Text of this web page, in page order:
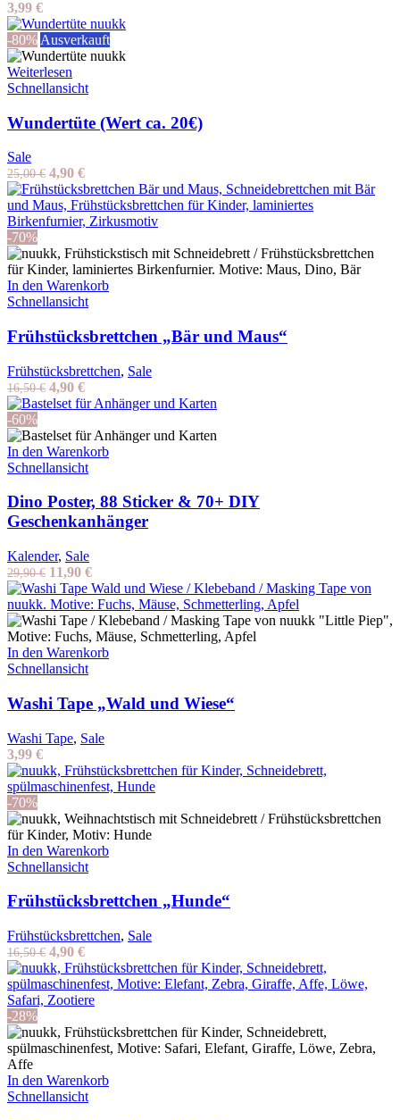
3,99 €
-80% Ausverkauft
Weiterlesen
Schnellansicht
Wundertüte (Wert ca. 20€)
Sale
25,00€ Ursprünglicher
Preis
war:
25,00 €
4,90 €Aktueller
Preis
ist:
4,90 €.
-70%
In den Warenkorb
Schnellansicht
Frühstücksbrettchen „Bär und Maus“
Frühstücksbrettchen, Sale
16,50€ Ursprünglicher
Preis
16,50 €
4,90 €Aktueller
Preis
4,90 €.
-60%
In den Warenkorb
Schnellansicht
Dino Poster, 88 Sticker & 70+ DIY
Geschenkanhänger
Kalender, Sale
29,90€ Ursprünglicher
Preis
war:
29,90 €
11,90 €Aktueller
Preis
ist:
11,90 €.
In den Warenkorb
Schnellansicht
Washi Tape „Wald und Wiese“
Washi Tape, Sale
3,99 €
-70%
In den Warenkorb
Schnellansicht
Frühstücksbrettchen „Hunde“
Frühstücksbrettchen, Sale
16,50€ Ursprünglicher
Preis
war:
16,50 €
4,90 €Aktueller
Preis
ist:
4,90 €.
-28%
In den Warenkorb
Schnellansicht